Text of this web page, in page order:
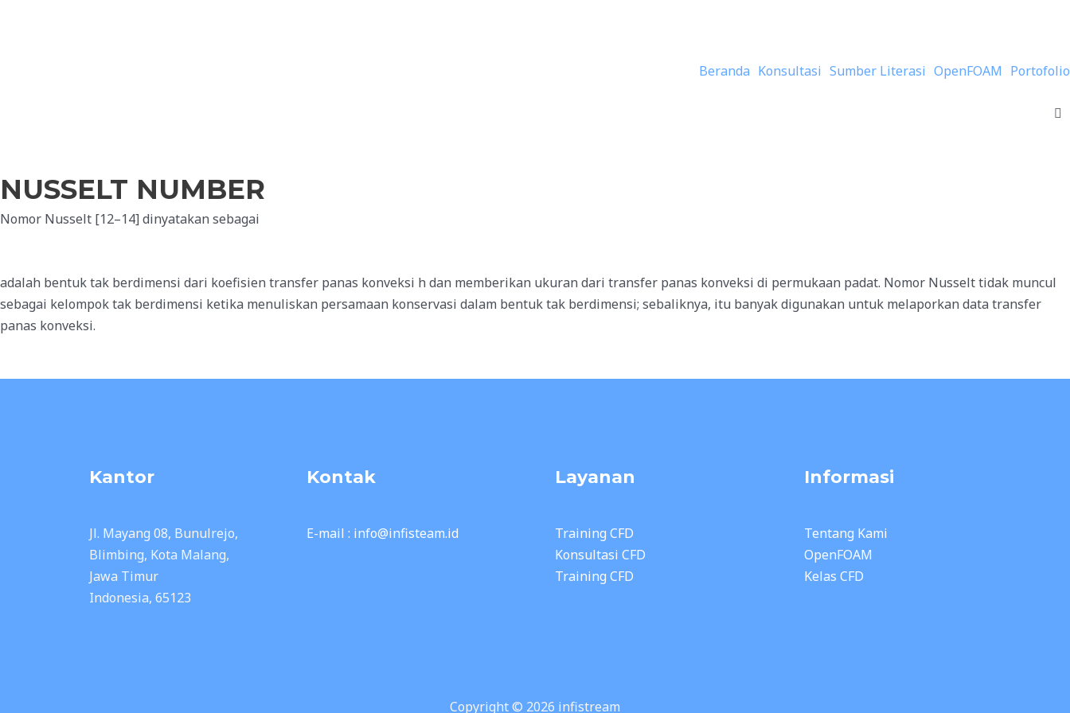
Beranda Konsultasi Sumber Literasi OpenFOAM Portofolio
NUSSELT NUMBER
Nomor Nusselt [12–14] dinyatakan sebagai
adalah bentuk tak berdimensi dari koefisien transfer panas konveksi h dan memberikan ukuran dari transfer panas konveksi di permukaan padat. Nomor Nusselt tidak muncul
sebagai kelompok tak berdimensi ketika menuliskan persamaan konservasi dalam bentuk tak berdimensi; sebaliknya, itu banyak digunakan untuk melaporkan data transfer
panas konveksi.
Kantor
Jl. Mayang 08, Bunulrejo,
Blimbing, Kota Malang,
Jawa Timur
Indonesia, 65123
Kontak
E-mail : info@infisteam.id
Layanan
Training CFD
Konsultasi CFD
Training CFD
Informasi
Tentang Kami
OpenFOAM
Kelas CFD
Copyright © 2026 infistream